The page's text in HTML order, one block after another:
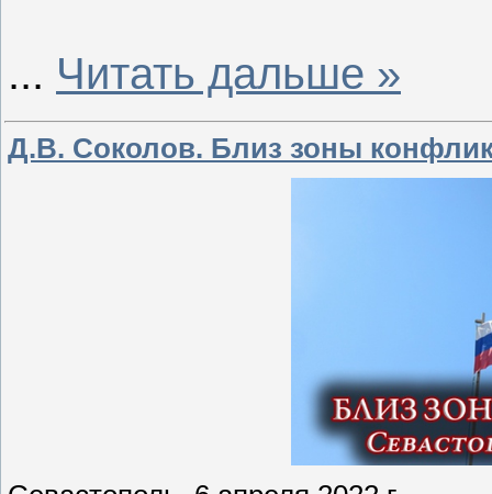
... Читать дальше »
Д.В. Соколов. Близ зоны